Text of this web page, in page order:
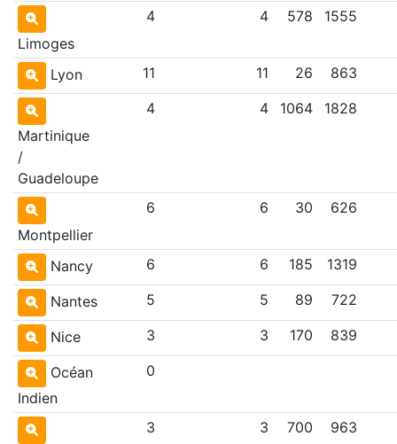
Limoges
4 4 578 1555
Lyon 11 11 26 863
Martinique
/
Guadeloupe
4 4 1064 1828
Montpellier
6 6 30 626
Nancy 6 6 185 1319
Nantes 5 5 89 722
Nice 3 3 170 839
Océan
Indien
0
3 3 700 963